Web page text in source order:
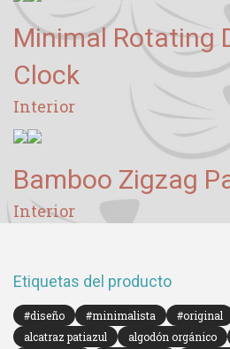
Minimal Rotating
Clock
Interior
Bamboo Zigzag
Interior
Etiquetas del producto
#diseño #minimalista #original
alcatraz patiazul
algodón orgánico